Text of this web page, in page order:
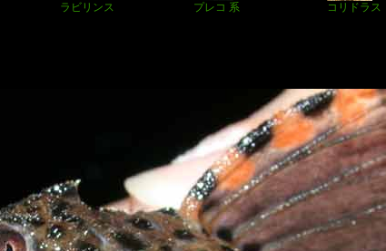
ラビリンス プレコ 系 コリドラス